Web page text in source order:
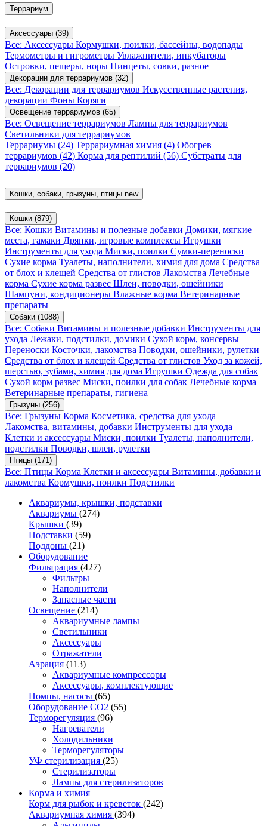
Террариум
Аксессуары (39)
Все: Аксессуары Кормушки, поилки, бассейны, водопады
Термометры и гигрометры Увлажнители, инкубаторы
Островки, пещеры, норы Пинцеты, совки, разное
Декорации для террариумов (32)
Все: Декорации для террариумов Искусственные растения,
декорации Фоны Коряги
Освещение террариумов (65)
Все: Освещение террариумов Лампы для террариумов
Светильники для террариумов
Террариумы (24) Террариумная химия (4) Обогрев
террариумов (42) Корма для рептилий (56) Субстраты для
террариумов (20)
Кошки, собаки, грызуны, птицы new
Кошки (879)
Все: Кошки Витамины и полезные добавки Домики, мягкие
места, гамаки Дряпки, игровые комплексы Игрушки
Инструменты для ухода Миски, поилки Сумки-переноски
Сухие корма Туалеты, наполнители, химия для дома Средства
от блох и клещей Средства от глистов Лакомства Лечебные
корма Сухие корма развес Шлеи, поводки, ошейники
Шампуни, кондиционеры Влажные корма Ветеринарные
препараты
Собаки (1088)
Все: Собаки Витамины и полезные добавки Инструменты для
ухода Лежаки, подстилки, домики Сухой корм, консервы
Переноски Косточки, лакомства Поводки, ошейники, рулетки
Средства от блох и клещей Средства от глистов Уход за кожей,
шерстью, зубами, химия для дома Игрушки Одежда для собак
Сухой корм развес Миски, поилки для собак Лечебные корма
Ветеринарные препараты, гигиена
Грызуны (256)
Все: Грызуны Корма Косметика, средства для ухода
Лакомства, витамины, добавки Инструменты для ухода
Клетки и аксессуары Миски, поилки Туалеты, наполнители,
подстилки Поводки, шлеи, рулетки
Птицы (171)
Все: Птицы Корма Клетки и аксессуары Витамины, добавки и
лакомства Кормушки, поилки Подстилки
Аквариумы, крышки, подставки
Аквариумы (274)
Крышки (39)
Подставки (59)
Поддоны (21)
Оборудование
Фильтрация (427)
Фильтры
Наполнители
Запасные части
Освещение (214)
Аквариумные лампы
Светильники
Аксессуары
Отражатели
Аэрация (113)
Аквариумные компрессоры
Аксессуары, комплектующие
Помпы, насосы (65)
Оборудование CO2 (55)
Терморегуляция (96)
Нагреватели
Холодильники
Терморегуляторы
УФ стерилизация (25)
Стерилизаторы
Лампы для стерилизаторов
Корма и химия
Корм для рыбок и креветок (242)
Аквариумная химия (394)